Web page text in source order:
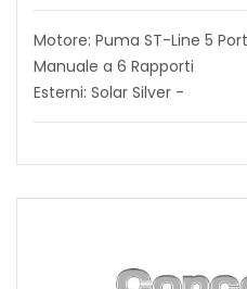
Motore: Puma ST-Line 5
Manuale a 6 Rapporti
Esterni: Solar Silver -